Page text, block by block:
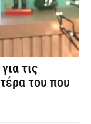
τις
του που